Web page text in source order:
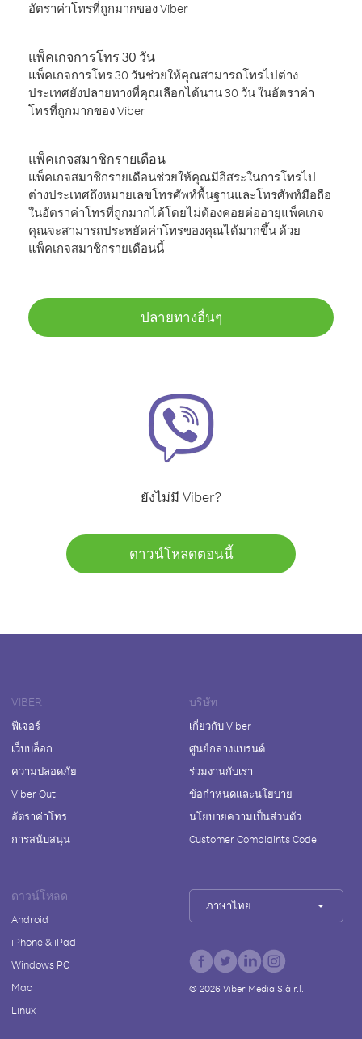
อัตราค่าโทรที่ถูกมากของ Viber
แพ็คเกจการโทร 30 วัน
แพ็คเกจการโทร 30 วันช่วยให้คุณสามารถโทรไปต่าง
ประเทศยังปลายทางที่คุณเลือกได้นาน 30 วัน ในอัตราค่า
โทรที่ถูกมากของ Viber
แพ็คเกจสมาชิกรายเดือน
แพ็คเกจสมาชิกรายเดือนช่วยให้คุณมีอิสระในการโทรไป
ต่างประเทศถึงหมายเลขโทรศัพท์พื้นฐานและโทรศัพท์มือถือ
ในอัตราค่าโทรที่ถูกมากได้โดยไม่ต้องคอยต่ออายุแพ็คเกจ
คุณจะสามารถประหยัดค่าโทรของคุณได้มากขึ้น ด้วย
แพ็คเกจสมาชิกรายเดือนนี้
ปลายทางอื่นๆ
ยังไม่มี Viber?
ดาวน์โหลดตอนนี้
VIBER
ฟีเจอร์
เว็บบล็อก
ความปลอดภัย
Viber Out
อัตราค่าโทร
การสนับสนุน
บริษัท
เกี่ยวกับ Viber
ศูนย์กลางแบรนด์
ร่วมงานกับเรา
ข้อกำหนดและนโยบาย
นโยบายความเป็นส่วนตัว
Customer Complaints Code
ดาวน์โหลด
Android
iPhone & iPad
Windows PC
Mac
Linux
ภาษาไทย
© 2026Viber Media S.à r.l.